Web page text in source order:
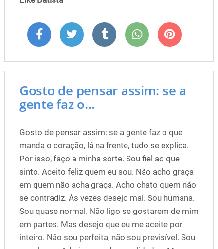
Gosto de pensar assim: se a
gente faz o...
Gosto de pensar assim: se a gente faz o que
manda o coração, lá na frente, tudo se explica.
Por isso, faço a minha sorte. Sou fiel ao que
sinto. Aceito feliz quem eu sou. Não acho graça
em quem não acha graça. Acho chato quem não
se contradiz. Às vezes desejo mal. Sou humana.
Sou quase normal. Não ligo se gostarem de mim
em partes. Mas desejo que eu me aceite por
inteiro. Não sou perfeita, não sou previsível. Sou